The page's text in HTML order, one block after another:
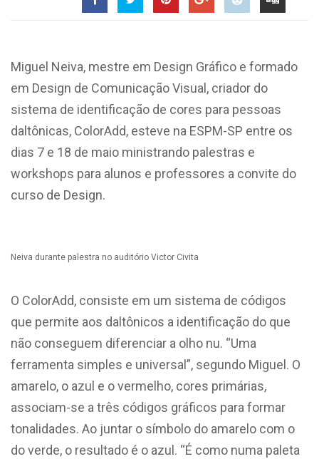
Miguel Neiva, mestre em Design Gráfico e formado
em Design de Comunicação Visual, criador do
sistema de identificação de cores para pessoas
daltônicas, ColorAdd, esteve na ESPM-SP entre os
dias 7 e 18 de maio ministrando palestras e
workshops para alunos e professores a convite do
curso de Design.
Neiva durante palestra no auditório Victor Civita
O ColorAdd, consiste em um sistema de códigos
que permite aos daltônicos a identificação do que
não conseguem diferenciar a olho nu. “Uma
ferramenta simples e universal”, segundo Miguel. O
amarelo, o azul e o vermelho, cores primárias,
associam-se a três códigos gráficos para formar
tonalidades. Ao juntar o símbolo do amarelo com o
do verde, o resultado é o azul. “É como numa paleta